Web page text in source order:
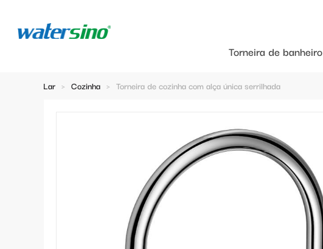
Torneira de banheiro
Lar > Cozinha > Torneira de cozinha com alça única serrilhada